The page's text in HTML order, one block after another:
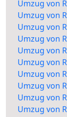
Umzug von
Umzug von
Umzug von
Umzug von
Umzug von
Umzug von
Umzug von
Umzug von
Umzug von
Umzug von